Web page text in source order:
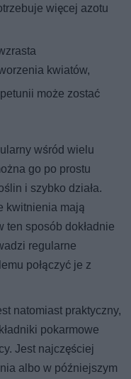
więcej azotu
kwiatów,
może zostać
wśród wielu
go po prostu
i szybko działa.
kwitnienia mają
sposób dokładnie
regularne
połączyć je z
natomiast praktyczny,
pokarmowe
Jest najczęściej
albo w późniejszym